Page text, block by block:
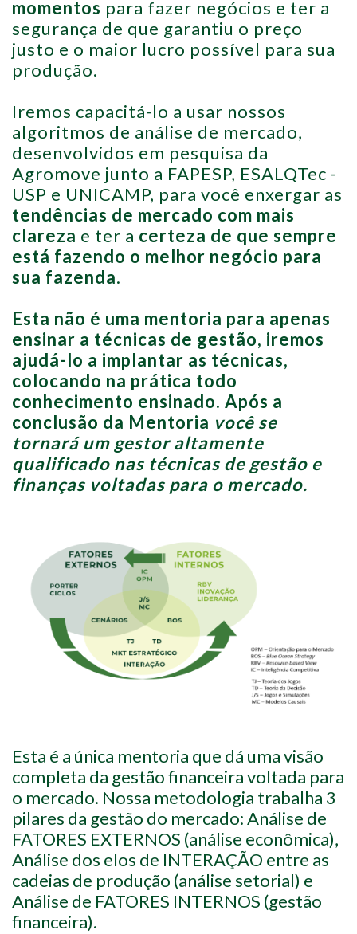
momentos para fazer negócios e ter a
segurança de que garantiu o preço
justo e o maior lucro possível para sua
produção.
Iremos capacitá-lo a usar nossos
algoritmos de análise de mercado,
desenvolvidos em pesquisa da
Agromove junto a FAPESP, ESALQTec -
USP e UNICAMP, para você enxergar as
tendências de mercado com mais
clareza e ter a certeza de que sempre
está fazendo o melhor negócio para
sua fazenda.
Esta não é uma mentoria para apenas
ensinar a técnicas de gestão, iremos
ajudá-lo a implantar as técnicas,
colocando na prática todo
conhecimento ensinado. Após a
conclusão da Mentoria você se
tornará um gestor altamente
qualificado nas técnicas de gestão e
finanças voltadas para o mercado.
Esta é a única mentoria que dá uma visão
completa da gestão financeira voltada para
o mercado. Nossa metodologia trabalha 3
pilares da gestão do mercado: Análise de
FATORES EXTERNOS (análise econômica),
Análise dos elos de INTERAÇÃO entre as
cadeias de produção (análise setorial) e
Análise de FATORES INTERNOS (gestão
financeira).